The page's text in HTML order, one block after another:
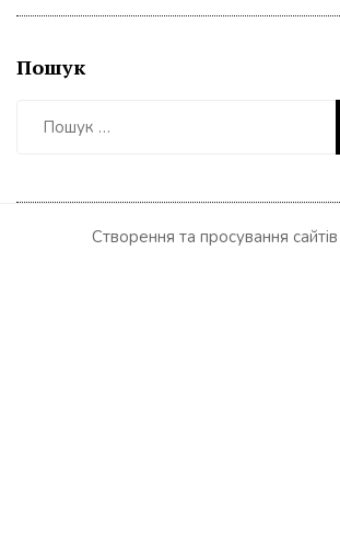
Пошук
Створення та просування сайтів